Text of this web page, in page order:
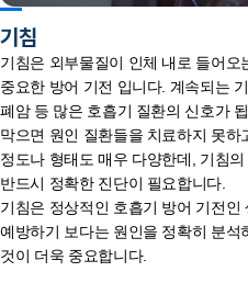
기침
기침은 외부물질이 인체 내로 들어
중요한 방어 기전 입니다. 계속되는
폐암 등 많은 호흡기 질환의 신호가
막으면 원인 질환들을 치료하지 못
정도나 형태도 매우 다양한데, 기침
반드시 정확한 진단이 필요합니다.
기침은 정상적인 호흡기 방어 기전
예방하기 보다는 원인을 정확히 분
것이 더욱 중요합니다.